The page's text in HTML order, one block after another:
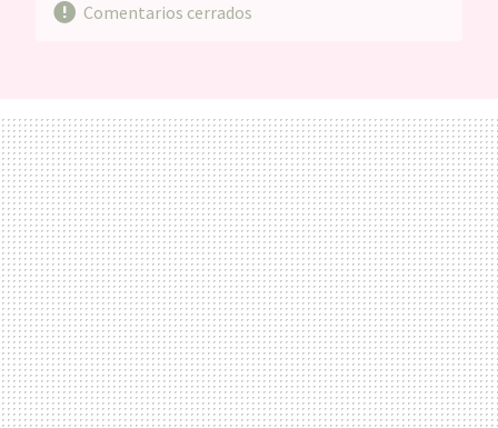
Comentarios cerrados